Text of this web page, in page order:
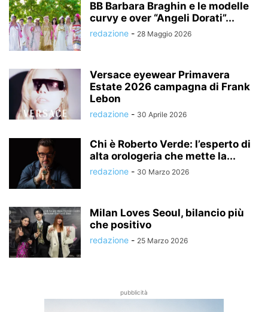
BB Barbara Braghin e le modelle
curvy e over “Angeli Dorati”...
redazione - 28 Maggio 2026
Versace eyewear Primavera
Estate 2026 campagna di Frank
Lebon
redazione - 30 Aprile 2026
Chi è Roberto Verde: l’esperto di
alta orologeria che mette la...
redazione - 30 Marzo 2026
Milan Loves Seoul, bilancio più
che positivo
redazione - 25 Marzo 2026
pubblicità